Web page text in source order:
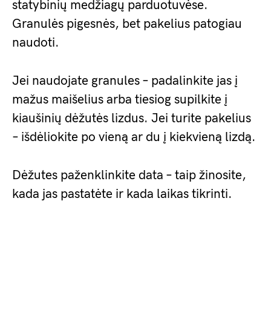
statybinių medžiagų parduotuvėse.
Granulės pigesnės, bet pakelius patogiau
naudoti.
Jei naudojate granules – padalinkite jas į
mažus maišelius arba tiesiog supilkite į
kiaušinių dėžutės lizdus. Jei turite pakelius
– išdėliokite po vieną ar du į kiekvieną lizdą.
Dėžutes paženklinkite data – taip žinosite,
kada jas pastatėte ir kada laikas tikrinti.